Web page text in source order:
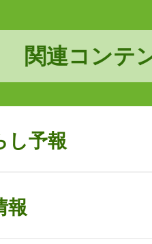
関連コンテ
し予報
報